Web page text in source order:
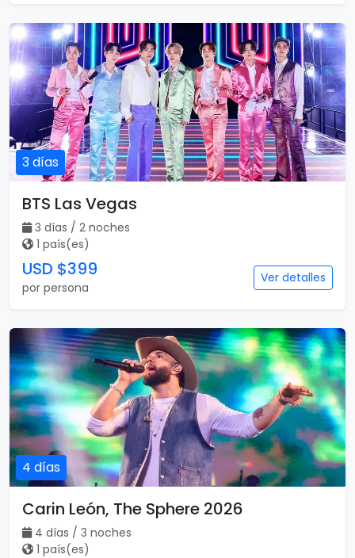
3 días
BTS Las Vegas
3 días / 2 noches
1 país(es)
USD $399
por persona
Ver detalles
4 días
Carin León, The Sphere 2026
4 días / 3 noches
1 país(es)